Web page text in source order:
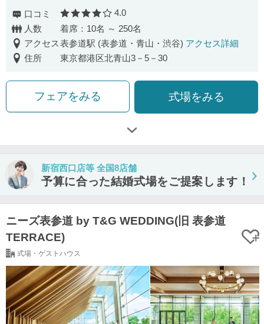
口コミ 口コミ評価
4.0
人数
着席：10名 ～ 250名
アクセス表参道駅 (表参道・青山・渋谷) アクセス詳細
住所
東京都港区北青山3－5－30
フェアをみる 式場をみる
新宿西口店等 全国8店舗
予算に合った結婚式場をご提案します！
ニーズ表参道 by T&G WEDDING(旧 表参道
TERRACE)
式場・ゲストハウス